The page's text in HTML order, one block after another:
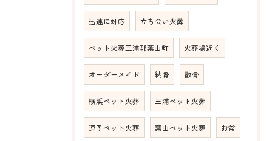
迅速に対応 立ち会い火葬
ペット火葬三浦郡葉山町 火葬場近く
オーダーメイド 納骨 散骨
横浜ペット火葬 三浦ペット火葬
逗子ペット火葬 葉山ペット火葬 お盆